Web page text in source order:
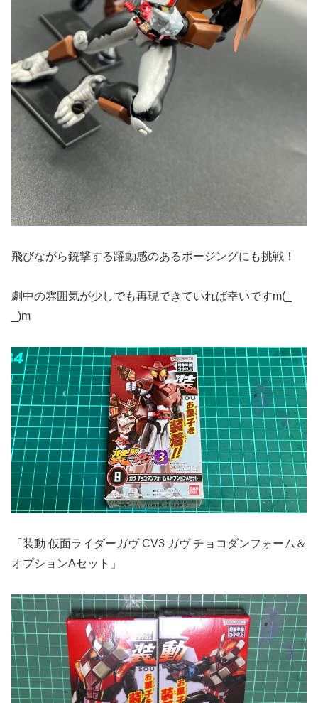
飛びながら銃撃する躍動感のあるポージングにも挑戦！
劇中の雰囲気が少しでも再現できていれば幸いですm(_
_)m
「装動 仮面ライダーガヴ CV3 ガヴ チョコダンフォーム＆
オプションAセット」